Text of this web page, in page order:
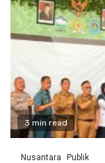
3 min read
Nusantara Publik